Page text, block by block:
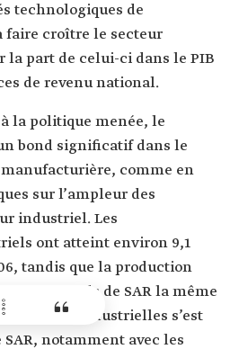
technologiques de
faire croître le secteur
part de celui-ci dans le PIB
de revenu national.
la politique menée, le
bond significatif dans le
comme en
sur l’ampleur des
industriel. Les
ont atteint environ 9,1
tandis que la production
80 milliards de SAR la même
industrielles s’est
notamment avec les